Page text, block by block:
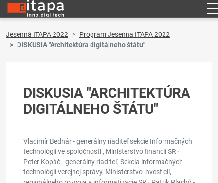
Jesenná ITAPA 2022
Program Jesenna ITAPA 2022
DISKUSIA "Architektúra digitálneho štátu"
DISKUSIA "ARCHITEKTÚRA
DIGITÁLNEHO ŠTÁTU"
Vladimír Bednár - generálny riaditeľ sekcie Informačných
technológií ve spoločnosti , Ministerstvo financií SR ·
Peter Kopáč - generálny riaditeľ, Sekcia informačných
technológií verejnej správy, Ministerstvo investícií,